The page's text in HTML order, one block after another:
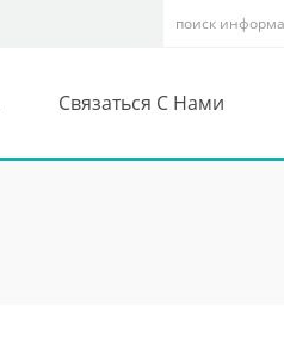
Связаться С Нами